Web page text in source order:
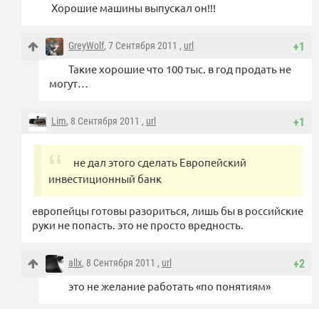
Хорошие машины выпускал он!!!
+1
GreyWolf, 7 Сентября 2011 , url
Такие хорошие что 100 тыс. в год продать не
могут…
+1
Lim, 8 Сентября 2011 , url
не дал этого сделать Европейский
инвестиционный банк
европейцы готовы разориться, лишь бы в российские
руки не попасть. это не просто вредность.
+2
allx, 8 Сентября 2011 , url
это не желание работать «по понятиям»